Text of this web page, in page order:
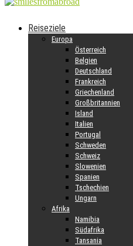
Reiseziele
Europa
Österreich
Belgien
Deutschland
Frankreich
Griechenland
Großbritannien
Island
Italien
Portugal
Schweden
Schweiz
Slowenien
Spanien
Tschechien
Ungarn
Afrika
Namibia
Südafrika
Tansania